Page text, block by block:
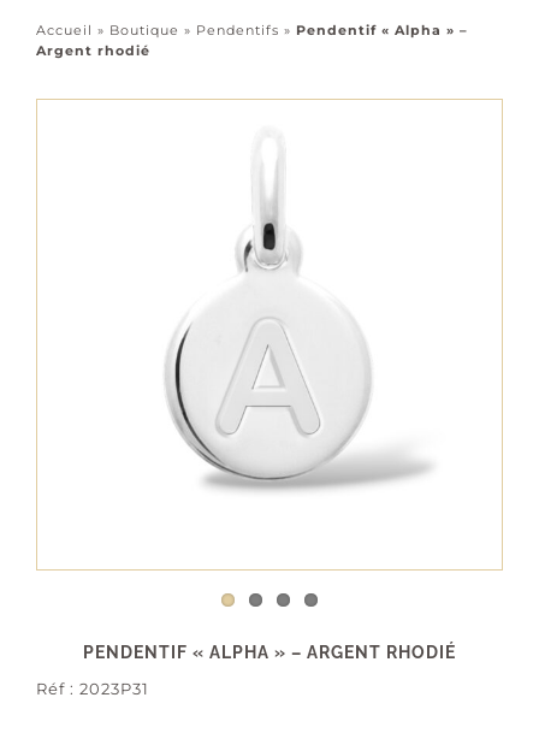
Accessoires
Accueil » Boutique » Pendentifs » Pendentif « Alpha » –
Argent rhodié
PENDENTIF « ALPHA » – ARGENT RHODIÉ
Réf : 2023P31